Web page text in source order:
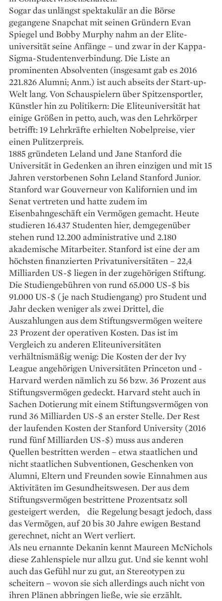
Sogar das unlängst spektakulär an die Börse
gegangene Snapchat mit seinen Gründern Evan
Spiegel und Bobby Murphy nahm an der Elite­
universität seine Anfänge – und zwar in der Kappa-
Sigma-Studenten­verbindung. Die Liste an
prominenten Absolventen (insgesamt gab es 2016
221.826 Alumni; Anm.) ist auch abseits der Start-up-
Welt lang. Von ­Schauspielern über Spitzensportler,
Künstler hin zu Politikern: Die ­Eliteuniversität hat
einige Größen in petto, auch, was den Lehrkörper
betrifft: 19 Lehrkräfte erhielten Nobelpreise, vier
einen Pulitzerpreis.
1885 gründeten Leland und Jane Stanford die
Universität in Gedenken an ihren einzigen und mit 15
Jahren verstorbenen Sohn Leland Stanford Junior.
Stanford war Gouverneur von Kalifornien und im
Senat vertreten und hatte zudem im
Eisenbahngeschäft ein Vermögen gemacht. Heute
studieren 16.437 Studenten hier, demgegenüber
stehen rund 12.200 administrative und 2.180
akademische Mitarbeiter. Stanford ist eine der am
höchsten finanzierten Privatuniversitäten – 22,4
Milliarden US-$ liegen in der zugehörigen Stiftung.
Die Studiengebühren von rund 65.000 US-$ bis
91.000 US-$ (je nach Studiengang) pro Student und
Jahr decken weniger als zwei Drittel, die
Auszahlungen aus dem Stiftungsvermögen weitere
23 Prozent der operativen Kosten. Das ist im
Vergleich zu anderen Eliteuniversitäten
verhältnismäßig wenig: Die Kosten der der Ivy
League angehörigen Universitäten Princeton und ­
Harvard werden nämlich zu 56 bzw. 36 Prozent aus
Stiftungsvermögen gedeckt. Harvard steht auch in
Sachen Dotierung mit einem Stiftungsvermögen von
rund 36 Milliarden US-$ an erster Stelle. Der Rest
der laufenden Kosten der Stanford University (2016
rund fünf Milliarden US-$) muss aus anderen
Quellen bestritten werden – etwa staatlichen und
nicht staatlichen Subventionen, ­Geschenken von
Alumni, Eltern und Freunden sowie Einnahmen aus
Aktivitäten im Gesundheitswesen. Der aus dem
Stiftungsvermögen bestrittene Prozentsatz soll
gesteigert werden, die Regelung besagt jedoch, dass
das Vermögen, auf 20 bis 30 Jahre ewigen Bestand
gerechnet, nicht an Wert verliert.
Als neu ernannte Dekanin kennt Maureen McNichols
diese Zahlenspiele nur allzu gut. Und sie kennt wohl
auch das Gefühl nur zu gut, an Stereotypen zu
scheitern – wovon sie sich allerdings auch nicht von
ihren Plänen abbringen ließe, wie sie erzählt.